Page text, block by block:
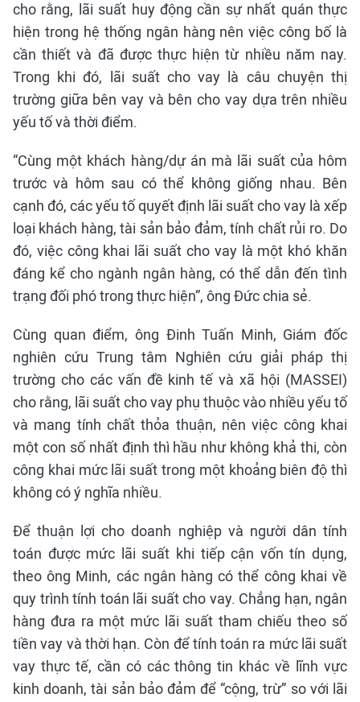
cho rằng, lãi suất huy động cần sự nhất quán thực
hiện trong hệ thống ngân hàng nên việc công bố là
cần thiết và đã được thực hiện từ nhiều năm nay.
Trong khi đó, lãi suất cho vay là câu chuyện thị
trường giữa bên vay và bên cho vay dựa trên nhiều
yếu tố và thời điểm.
“Cùng một khách hàng/dự án mà lãi suất của hôm
trước và hôm sau có thể không giống nhau. Bên
cạnh đó, các yếu tố quyết định lãi suất cho vay là xếp
loại khách hàng, tài sản bảo đảm, tính chất rủi ro. Do
đó, việc công khai lãi suất cho vay là một khó khăn
đáng kể cho ngành ngân hàng, có thể dẫn đến tình
trạng đối phó trong thực hiện”, ông Đức chia sẻ.
Cùng quan điểm, ông Đinh Tuấn Minh, Giám đốc
nghiên cứu Trung tâm Nghiên cứu giải pháp thị
trường cho các vấn đề kinh tế và xã hội (MASSEI)
cho rằng, lãi suất cho vay phụ thuộc vào nhiều yếu tố
và mang tính chất thỏa thuận, nên việc công khai
một con số nhất định thì hầu như không khả thi, còn
công khai mức lãi suất trong một khoảng biên độ thì
không có ý nghĩa nhiều.
Để thuận lợi cho doanh nghiệp và người dân tính
toán được mức lãi suất khi tiếp cận vốn tín dụng,
theo ông Minh, các ngân hàng có thể công khai về
quy trình tính toán lãi suất cho vay. Chẳng hạn, ngân
hàng đưa ra một mức lãi suất tham chiếu theo số
tiền vay và thời hạn. Còn để tính toán ra mức lãi suất
vay thực tế, cần có các thông tin khác về lĩnh vực
kinh doanh, tài sản bảo đảm để “cộng, trừ” so với lãi